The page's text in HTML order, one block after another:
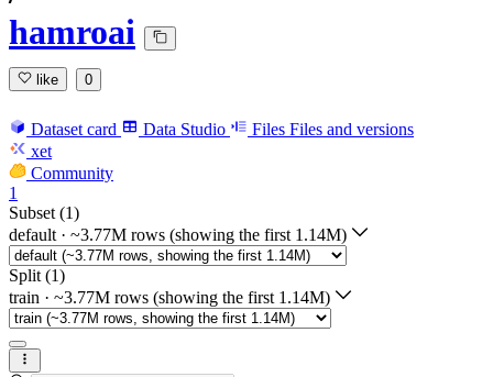
hamroai
like 0
Dataset card Data Studio Files Files and versions
xet
Community
1
Subset (1)
default · ~3.77M rows (showing the first 1.14M)
Split (1)
train · ~3.77M rows (showing the first 1.14M)